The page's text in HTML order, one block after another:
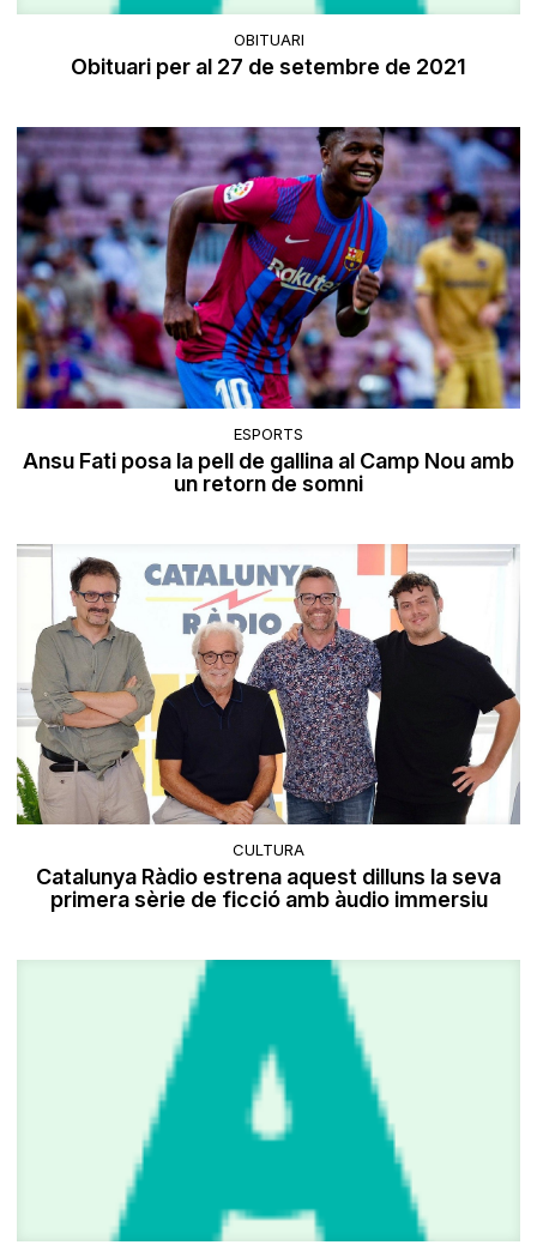
OBITUARI
Obituari per al 27 de setembre de 2021
ESPORTS
Ansu Fati posa la pell de gallina al Camp Nou amb
un retorn de somni
CULTURA
Catalunya Ràdio estrena aquest dilluns la seva
primera sèrie de ficció amb àudio immersiu